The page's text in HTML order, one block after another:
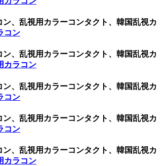
、乱視用カラーコンタクト、韓国乱視カ
コン
、乱視用カラーコンタクト、韓国乱視カ
カラコン
、乱視用カラーコンタクト、韓国乱視カ
コン
、乱視用カラーコンタクト、韓国乱視カ
コン
、乱視用カラーコンタクト、韓国乱視カ
カラコン